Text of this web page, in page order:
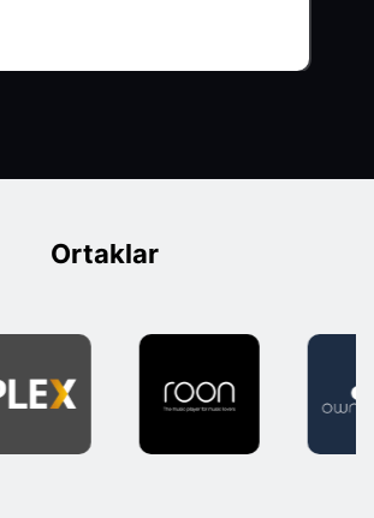
Ortaklar